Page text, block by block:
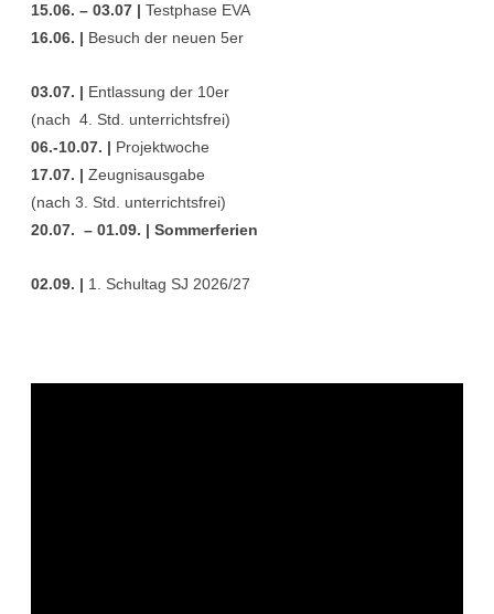
15.06. – 03.07 | Testphase EVA
16.06. | Besuch der neuen 5er
03.07. | Entlassung der 10er
(nach 4. Std. unterrichtsfrei)
06.-10.07. | Projektwoche
17.07. | Zeugnisausgabe
(nach 3. Std. unterrichtsfrei)
20.07. – 01.09. | Sommerferien
02.09. | 1. Schultag SJ 2026/27